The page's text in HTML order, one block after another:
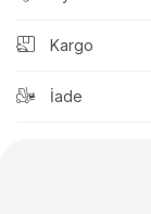
Kargo
İade